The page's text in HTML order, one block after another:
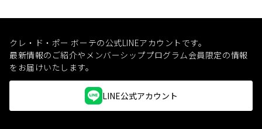
クレ・ド・ポー ボーテの公式LINEアカウントです。
最新情報のご紹介やメンバーシッププログラム会員限定の情報
をお届けいたします。
LINE公式アカウント